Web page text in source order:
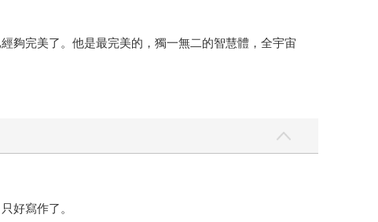
夠完美了。他是最完美的，獨一無二的智慧體，全宇宙
好寫作了。